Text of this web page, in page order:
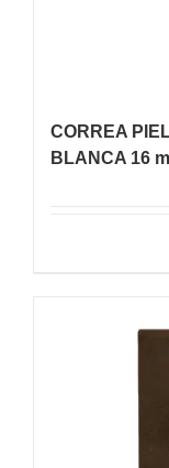
CORREA
BLANCA 16